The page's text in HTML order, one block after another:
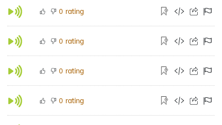
0 rating
0 rating
0 rating
0 rating